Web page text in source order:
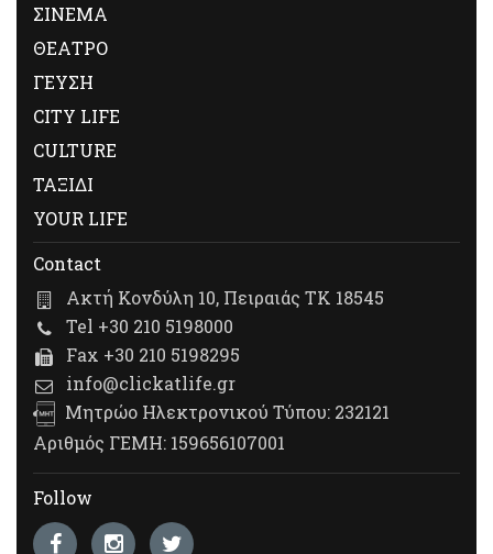
ΣΙΝΕΜΑ
ΘΕΑΤΡΟ
ΓΕΥΣΗ
CITY LIFE
CULTURE
ΤΑΞΙΔΙ
YOUR LIFE
Contact
Ακτή Κονδύλη 10, Πειραιάς ΤΚ 18545
Tel +30 210 5198000
Fax +30 210 5198295
info@clickatlife.gr
Μητρώο Ηλεκτρονικού Τύπου: 232121
Αριθμός ΓΕΜΗ: 159656107001
Follow